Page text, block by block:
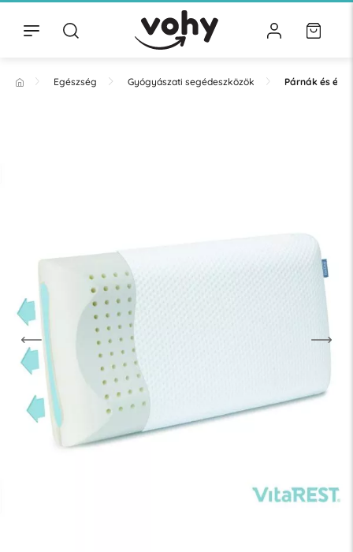
Egészség Gyógyászati segédeszközök Párnák és